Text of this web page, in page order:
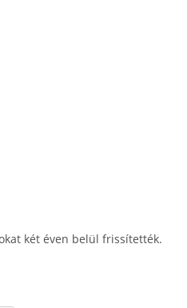
két éven belül frissítették.